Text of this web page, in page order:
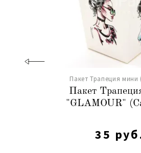
Пакет Трапеция
Пакет
"GLAMOUR"
35